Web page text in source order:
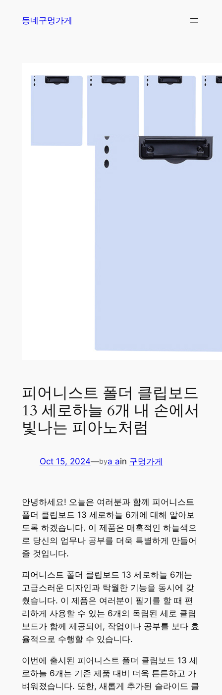
동네구멍가게
피어니스트 폴더 클립보드
13 세로하늘 6개 내 손에서
빛나는 피아노처럼
Oct 15, 2024—bya ain 구멍가게
안녕하세요! 오늘은 여러분과 함께 피어니스트
폴더 클립보드 13 세로하늘 6개에 대해 알아보
도록 하겠습니다. 이 제품은 매혹적인 하늘색으
로 당신의 업무나 공부를 더욱 특별하게 만들어
줄 것입니다.
피어니스트 폴더 클립보드 13 세로하늘 6개는
고급스러운 디자인과 탁월한 기능을 동시에 갖
췄습니다. 이 제품은 여러분이 필기를 할 때 편
리하게 사용할 수 있는 6개의 독립된 세로 클립
보드가 함께 제공되어, 작업이나 공부를 보다 효
율적으로 수행할 수 있습니다.
이번에 출시된 피어니스트 폴더 클립보드 13 세
로하늘 6개는 기존 제품 대비 더욱 튼튼하고 가
벼워졌습니다. 또한, 새롭게 추가된 슬라이드 클